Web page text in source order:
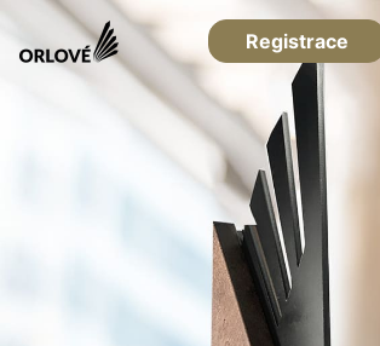
Registrace